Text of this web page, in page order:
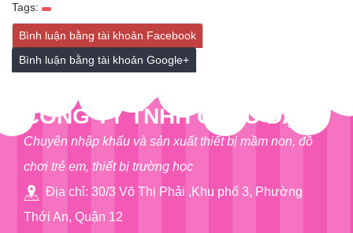
Tags:
Bình luận bằng tài khoản Facebook
Bình luận bằng tài khoản Google+
CÔNG TY TNHH CHÂU ĐẠI Á
Chuyên nhập khẩu và sản xuất thiết bị mầm non, đồ
chơi trẻ em, thiết bị trường học
Địa chỉ: 30/3 Võ Thị Phải ,Khu phố 3, Phường
Thới An, Quận 12